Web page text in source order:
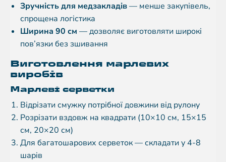
Зручність для медзакладів— менше закупівель,
спрощена логістика
Ширина 90 см — дозволяє виготовляти широкі
пов’язки без зшивання
Виготовлення марлевих
виробів
Марлеві серветки
Відрізати смужку потрібної довжини від рулону
Розрізати вздовж на квадрати (10×10 см, 15×15
см, 20×20 см)
Для багатошарових серветок — складати у 4-8
шарів